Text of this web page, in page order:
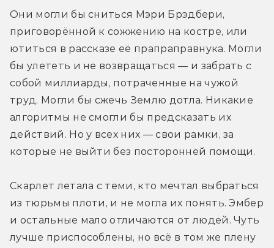
Они могли бы сниться Мэри Брэдбери,
приговорённой к сожжению на костре, или
ютиться в рассказе её прапраправнука. Могли
бы улететь и не возвращаться — и забрать с
собой миллиарды, потраченные на чужой
труд. Могли бы сжечь Землю дотла. Никакие
алгоритмы не смогли бы предсказать их
действий. Но у всех них — свои рамки, за
которые не выйти без посторонней помощи.
Скарлет летала с теми, кто мечтал выбраться
из тюрьмы плоти, и не могла их понять. Эмбер
и остальные мало отличаются от людей. Чуть
лучше приспособлены, но всё в том же плену